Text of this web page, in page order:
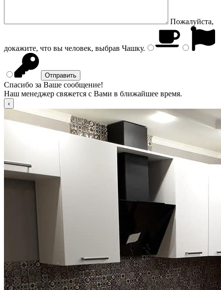
Пожалуйста,
докажите, что вы человек, выбрав Чашку.
Спасибо за Ваше сообщение!
Наш менеджер свяжется с Вами в ближайшее время.